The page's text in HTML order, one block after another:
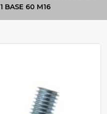
BASE 60 M16